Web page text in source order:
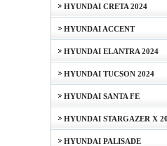
HYUNDAI CRETA 2024
HYUNDAI ACCENT
HYUNDAI ELANTRA 2024
HYUNDAI TUCSON 2024
HYUNDAI SANTA FE
HYUNDAI STARGAZER X
HYUNDAI PALISADE